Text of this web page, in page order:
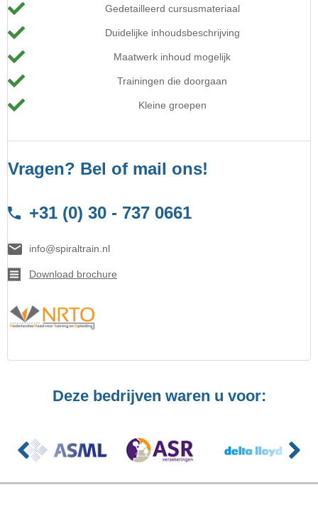
Gedetailleerd cursusmateriaal
Duidelijke inhoudsbeschrijving
Maatwerk inhoud mogelijk
Trainingen die doorgaan
Kleine groepen
Vragen? Bel of mail ons!
+31 (0) 30 - 737 0661
info@spiraltrain.nl
Download brochure
Deze bedrijven waren u voor: